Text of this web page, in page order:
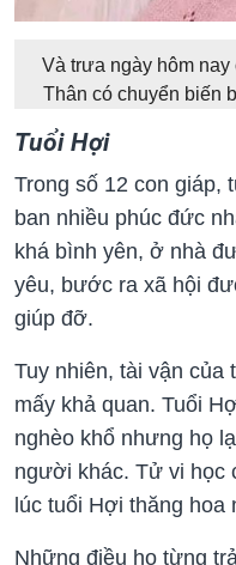
Và trưa ngày hôm
Thân có chuyển biến
Tuổi Hợi
Trong số 12 con giáp,
ban nhiều phúc đức
khá bình yên, ở nhà
yêu, bước ra xã hội
giúp đỡ.
Tuy nhiên, tài vận
mấy khả quan. Tuổi
nghèo khổ nhưng họ
người khác. Tử vi học
lúc tuổi Hợi thăng hoa
Những điều họ từng